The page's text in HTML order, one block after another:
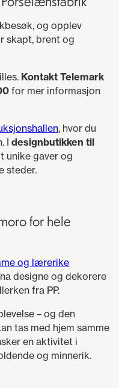
og opplev
skapt, brent og
Kontakt Telemark
for mer informasjon
, hvor du
I designbutikken til
unike gaver og
steder.
for hele
og lærerike
designe og dekorere
fra PP.
– og den
tas med hjem samme
en aktivitet i
og minnerik.